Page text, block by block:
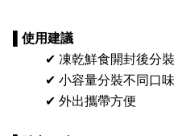
▌使用建議
✔ 凍乾鮮食開封後分
✔ 小容量分裝不同口
✔ 外出攜帶方便